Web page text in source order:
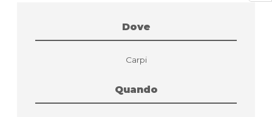
Dove
Carpi
Quando